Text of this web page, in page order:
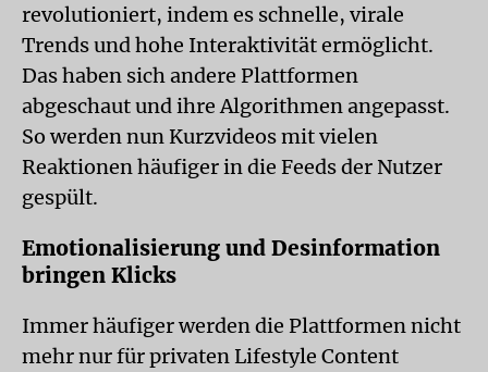
revolutioniert, indem es schnelle, virale
Trends und hohe Interaktivität ermöglicht.
Das haben sich andere Plattformen
abgeschaut und ihre Algorithmen angepasst.
So werden nun Kurzvideos mit vielen
Reaktionen häufiger in die Feeds der Nutzer
gespült.
Emotionalisierung und Desinformation
bringen Klicks
Immer häufiger werden die Plattformen nicht
mehr nur für privaten Lifestyle Content